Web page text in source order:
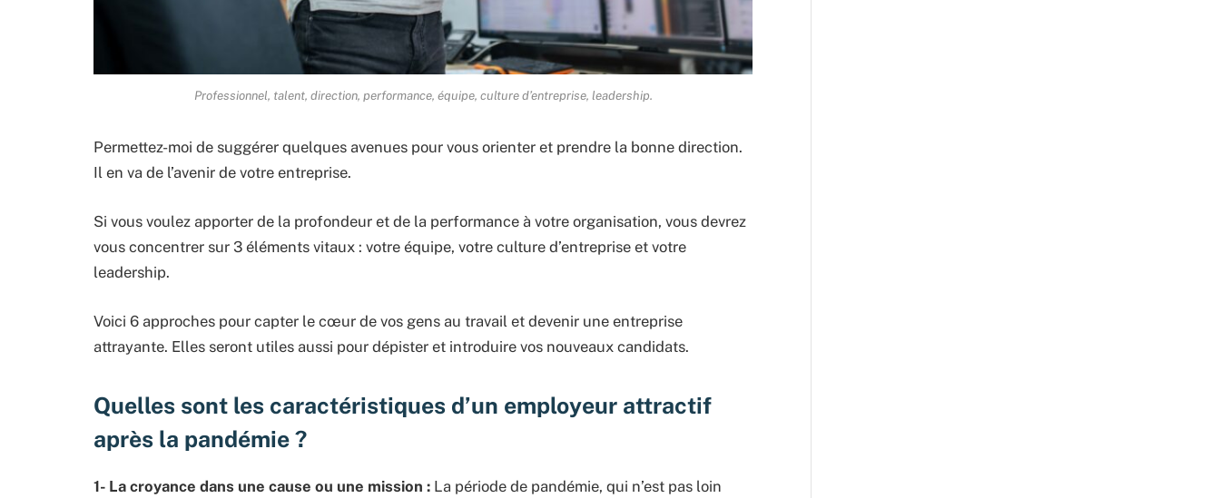
Professionnel, talent, direction, performance, équipe, culture d’entreprise, leadership.
Permettez-moi de suggérer quelques avenues pour vous orienter et prendre la bonne direction.
Il en va de l’avenir de votre entreprise.
Si vous voulez apporter de la profondeur et de la performance à votre organisation, vous devrez
vous concentrer sur 3 éléments vitaux : votre équipe, votre culture d’entreprise et votre
leadership.
Voici 6 approches pour capter le cœur de vos gens au travail et devenir une entreprise
attrayante. Elles seront utiles aussi pour dépister et introduire vos nouveaux candidats.
Quelles sont les caractéristiques d’un employeur attractif
après la pandémie ?
1- La croyance dans une cause ou une mission : La période de pandémie, qui n’est pas loin